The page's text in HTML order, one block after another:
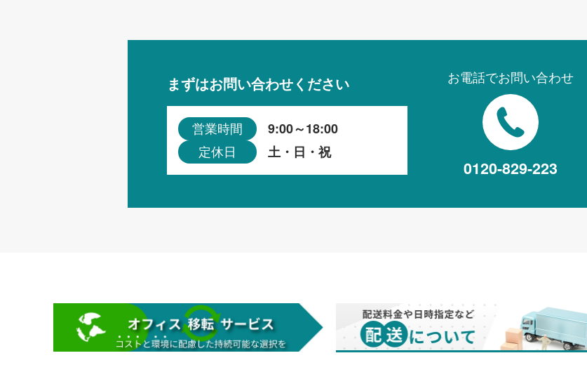
まずはお問い合わせください
営業時間 9:00～18:00
定休日 土・日・祝
お電話でお問い合わせ
0120-829-223